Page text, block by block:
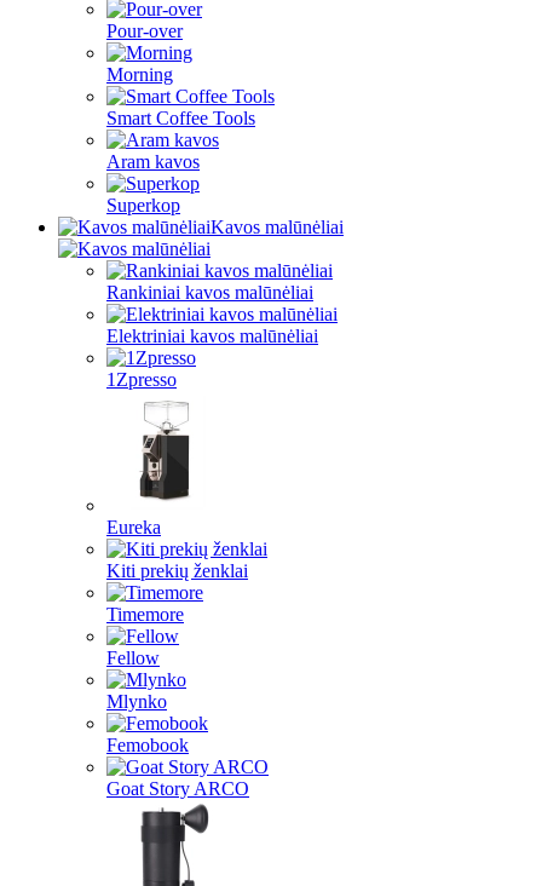
Pour-over
Morning
Smart Coffee Tools
Aram kavos
Superkop
Kavos malūnėliai
Rankiniai kavos malūnėliai
Elektriniai kavos malūnėliai
1Zpresso
Eureka
Kiti prekių ženklai
Timemore
Fellow
Mlynko
Femobook
Goat Story ARCO